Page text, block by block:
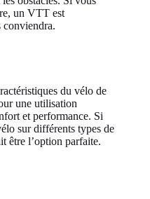
un VTT est
du vélo de
une utilisation
et performance. Si
sur différents types de
être l’option parfaite.